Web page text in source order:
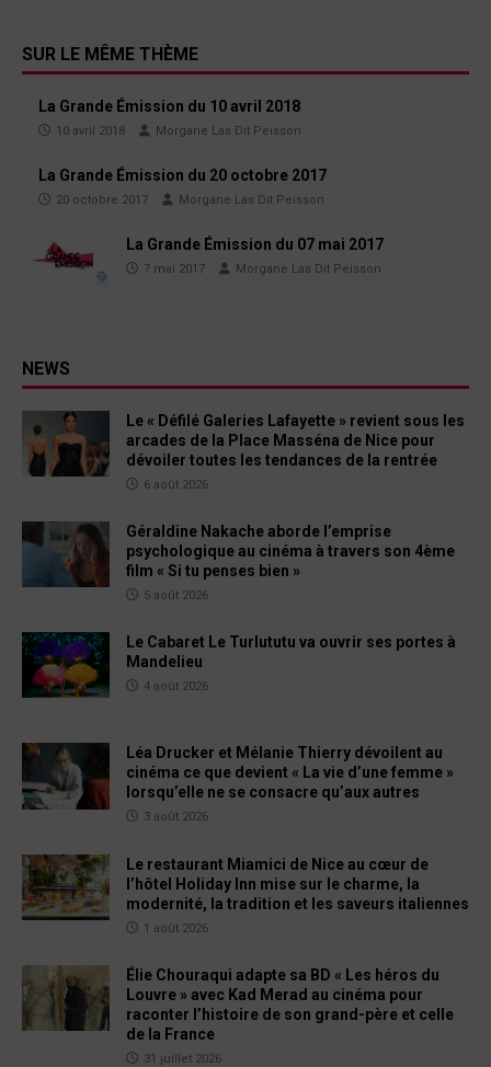
SUR LE MÊME THÈME
La Grande Émission du 10 avril 2018
10 avril 2018 Morgane Las Dit Peisson
La Grande Émission du 20 octobre 2017
20 octobre 2017 Morgane Las Dit Peisson
La Grande Émission du 07 mai 2017
7 mai 2017 Morgane Las Dit Peisson
NEWS
Le « Défilé Galeries Lafayette » revient sous les
arcades de la Place Masséna de Nice pour
dévoiler toutes les tendances de la rentrée
6 août 2026
Géraldine Nakache aborde l’emprise
psychologique au cinéma à travers son 4ème
film « Si tu penses bien »
5 août 2026
Le Cabaret Le Turlututu va ouvrir ses portes à
Mandelieu
4 août 2026
Léa Drucker et Mélanie Thierry dévoilent au
cinéma ce que devient « La vie d’une femme »
lorsqu’elle ne se consacre qu’aux autres
3 août 2026
Le restaurant Miamici de Nice au cœur de
l’hôtel Holiday Inn mise sur le charme, la
modernité, la tradition et les saveurs italiennes
1 août 2026
Élie Chouraqui adapte sa BD « Les héros du
Louvre » avec Kad Merad au cinéma pour
raconter l’histoire de son grand-père et celle
de la France
31 juillet 2026